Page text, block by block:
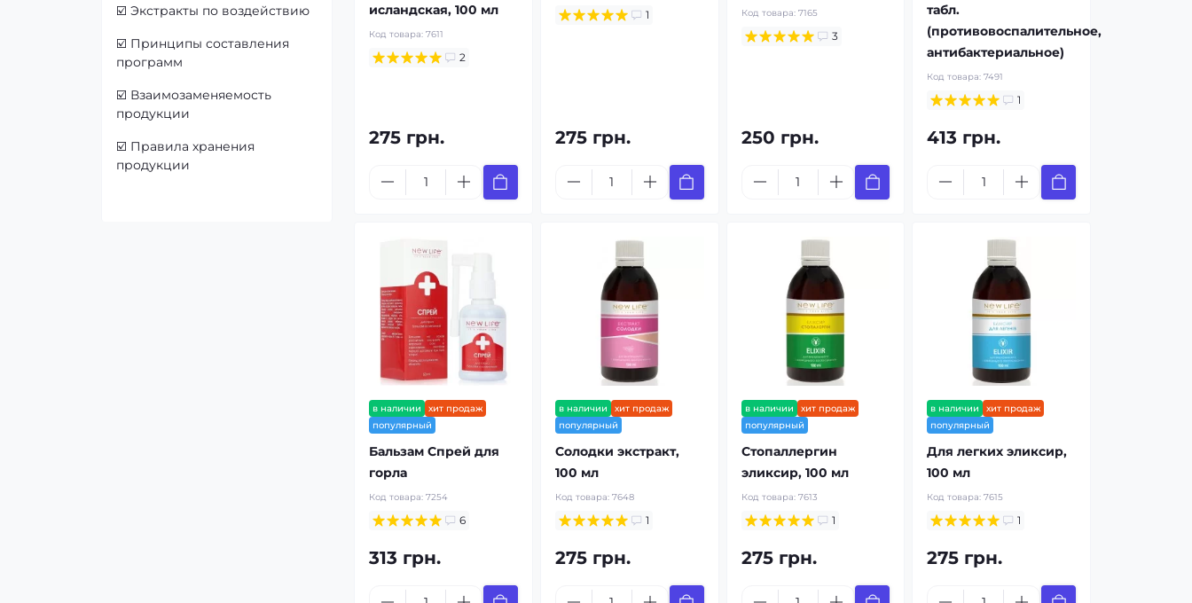
☑️ Экстракты по воздействию
☑️ Принципы составления
программ
☑️ Взаимозаменяемость
продукции
☑️ Правила хранения
продукции
исландская, 100 мл
Код товара: 7611
2
275 грн.
1
275 грн.
Код товара: 7165
3
250 грн.
табл.
(противовоспалительное,
антибактериальное)
Код товара:7491
1
413 грн.
в наличии
хит продаж
популярный
Бальзам Спрей для
горла
Код товара: 7254
6
313 грн.
в наличии
хит продаж
популярный
Солодки экстракт,
100 мл
Код товара: 7648
1
275 грн.
в наличии
хит продаж
популярный
Стопаллергин
эликсир, 100 мл
Код товара: 7613
1
275 грн.
в наличии
хит продаж
популярный
Для легких эликсир,
100 мл
Код товара:7615
1
275 грн.